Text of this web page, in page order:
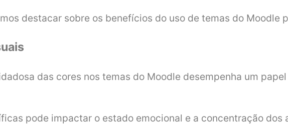
destacar sobre os benefícios do uso de temas do Moodle
das cores nos temas do Moodle desempenha um
pode impactar o estado emocional e a concentração dos